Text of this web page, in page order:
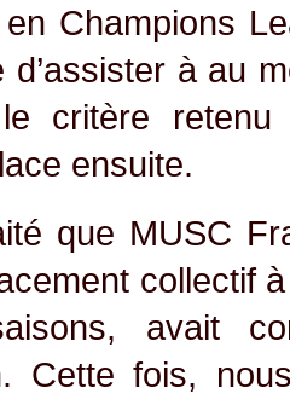
Champions
d’assister à au
le critère
ensuite.
que MUSC
collectif
avait
Cette fois,